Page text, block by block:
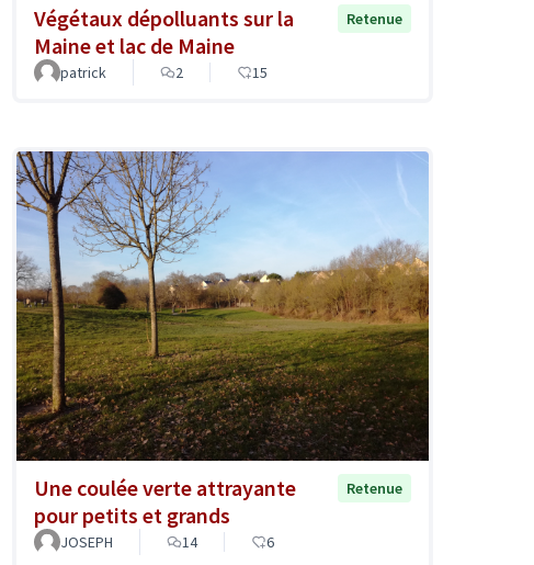
Végétaux dépolluants sur la
Maine et lac de Maine
Retenue
patrick 2 15
Une coulée verte attrayante
pour petits et grands
Retenue
JOSEPH 14 6